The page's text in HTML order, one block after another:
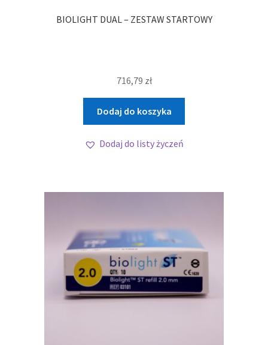
BIOLIGHT DUAL – ZESTAW STARTOWY
716,79 zł
Dodaj do koszyka
Dodaj do listy życzeń